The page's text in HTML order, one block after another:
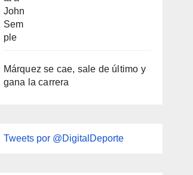
Márquez se cae, sale de último y
gana la carrera
Tweets por @DigitalDeporte